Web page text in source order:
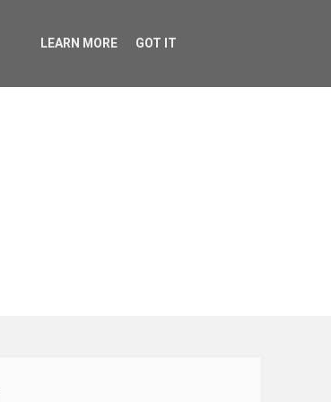
LEARN MORE GOT IT